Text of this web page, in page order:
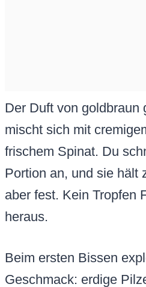
Der Duft von goldbraun
mischt sich mit
frischem Spinat. Du
Portion an, und sie hält
aber fest. Kein Tropfen
heraus.
Beim ersten Bissen
Geschmack: erdige